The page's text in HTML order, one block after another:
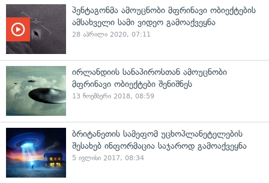
პენტაგონმა ამოუცნობი მფრინავი ობიექტების
ამსახველი სამი ვიდეო გამოაქვეყნა
28 აპრილი 2020, 07:11
ირლანდიის სანაპიროსთან ამოუცნობი
მფრინავი ობიექტები შენიშნეს
13 ნოემბერი 2018, 08:59
ბრიტანეთის სამეფომ უცხოპლანეტელების
შესახებ ინფორმაცია საჯაროდ გამოაქვეყნა
5 ივლისი 2017, 08:34